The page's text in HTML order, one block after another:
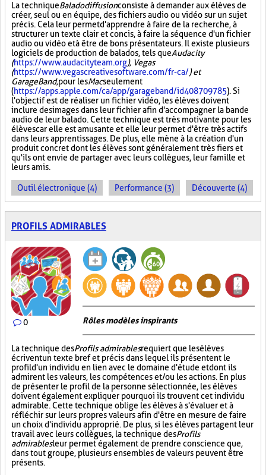
La techniqueBaladodiffusionconsiste à demander aux élèves de
créer, seul ou en équipe, des fichiers audio ou vidéo sur un sujet
précis. Cela leur permet d'apprendre à faire de la recherche, à
structurer un texte clair et concis, à faire la séquence d'un fichier
audio ou vidéo et à être de bons présentateurs. Il existe plusieurs
logiciels de production de balados, tels queAudacity
(https://www.audacityteam.org), Vegas
(https://www.vegascreativesoftware.com/fr-ca/) et
GarageBand,pour lesMacseulement
(https://apps.apple.com/ca/app/garageband/id408709785). Si
l'objectif est de réaliser un fichier vidéo, les élèves doivent
inclure des images dans leur fichier afin d'accompagner la bande
audio de leur balado. Cette technique est très motivante pour les
élèves car elle est amusante et elle leur permet d'être très actifs
dans leurs apprentissages. De plus, elle mène à la création d'un
produit concret dont les élèves sont généralement très fiers et
qu'ils ont envie de partager avec leurs collègues, leur famille et
leurs amis.
Outil électronique (4) Performance (3) Découverte (4)
PROFILS ADMIRABLES
0 Rôles modèles inspirants
La technique desProfils admirablesrequiert que les élèves
écrivent un texte bref et précis dans lequel ils présentent le
profil d'un individu en lien avec le domaine d'étude et dont ils
admirent les valeurs, les compétences et/ou les actions. En plus
de présenter le profil de la personne sélectionnée, les élèves
doivent également expliquer pourquoi ils trouvent cet individu
admirable. Cette technique oblige les élèves à s'évaluer et à
réfléchir sur leurs propres valeurs afin d'être en mesure de faire
un choix d'individu approprié. De plus, si les élèves partagent leur
travail avec leurs collègues, la technique desProfils
admirablesleur permet également de prendre conscience que,
dans tout groupe, plusieurs ensembles de valeurs peuvent être
présents.